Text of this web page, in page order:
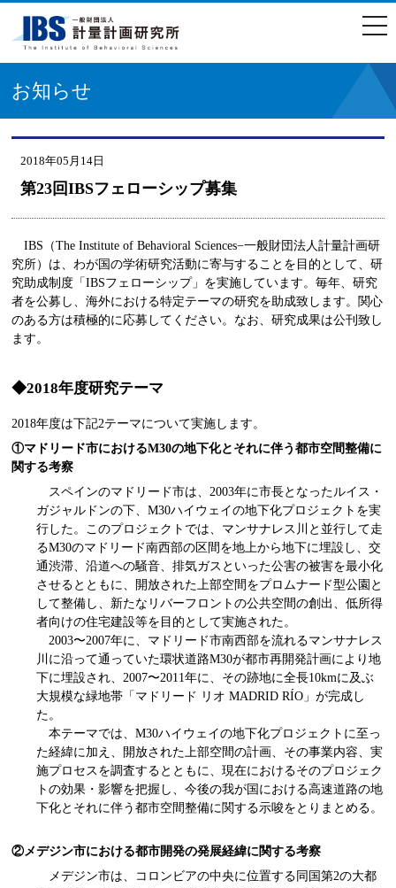
お知らせ
2018年05月14日
第23回IBSフェローシップ募集
IBS（The Institute of Behavioral Sciences−一般財団法人計量計画研
究所）は、わが国の学術研究活動に寄与することを目的として、研
究助成制度「IBSフェローシップ」を実施しています。毎年、研究
者を公募し、海外における特定テーマの研究を助成致します。関心
のある方は積極的に応募してください。なお、研究成果は公刊致し
ます。
◆2018年度研究テーマ
2018年度は下記2テーマについて実施します。
①マドリード市におけるM30の地下化とそれに伴う都市空間整備に
関する考察
スペインのマドリード市は、2003年に市長となったルイス・
ガジャルドンの下、M30ハイウェイの地下化プロジェクトを実
行した。このプロジェクトでは、マンサナレス川と並行して走
るM30のマドリード南西部の区間を地上から地下に埋設し、交
通渋滞、沿道への騒音、排気ガスといった公害の被害を最小化
させるとともに、開放された上部空間をプロムナード型公園と
して整備し、新たなリバーフロントの公共空間の創出、低所得
者向けの住宅建設等を目的として実施された。
2003〜2007年に、マドリード市南西部を流れるマンサナレス
川に沿って通っていた環状道路M30が都市再開発計画により地
下に埋設され、2007〜2011年に、その跡地に全長10kmに及ぶ
大規模な緑地帯「マドリード リオ MADRID RÍO」が完成し
た。
本テーマでは、M30ハイウェイの地下化プロジェクトに至っ
た経緯に加え、開放された上部空間の計画、その事業内容、実
施プロセスを調査するとともに、現在におけるそのプロジェク
トの効果・影響を把握し、今後の我が国における高速道路の地
下化とそれに伴う都市空間整備に関する示唆をとりまとめる。
②メデジン市における都市開発の発展経緯に関する考察
メデジン市は、コロンビアの中央に位置する同国第2の大都